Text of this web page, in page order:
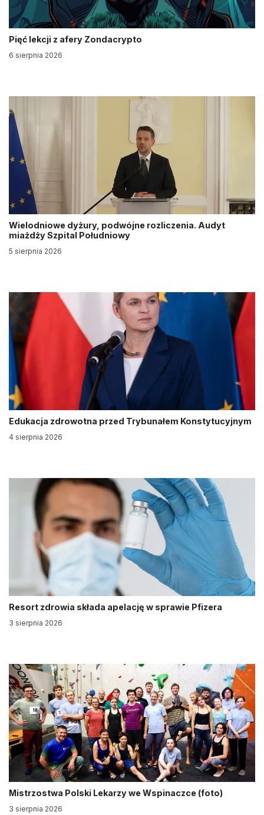
Pięć lekcji z afery Zondacrypto
6 sierpnia 2026
Wielodniowe dyżury, podwójne rozliczenia. Audyt
miażdży Szpital Południowy
5 sierpnia 2026
Edukacja zdrowotna przed Trybunałem Konstytucyjnym
4 sierpnia 2026
Resort zdrowia składa apelację w sprawie Pfizera
3 sierpnia 2026
Mistrzostwa Polski Lekarzy we Wspinaczce (foto)
3 sierpnia 2026